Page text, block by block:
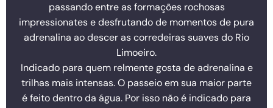
passando entre as formações rochosas
impressionates e desfrutando de momentos de pura
adrenalina ao descer as corredeiras suaves do Rio
Limoeiro.
Indicado para quem relmente gosta de adrenalina e
trilhas mais intensas. O passeio em sua maior parte
é feito dentro da água. Por isso não é indicado para